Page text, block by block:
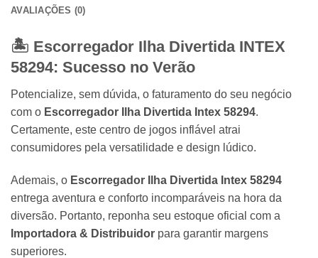
AVALIAÇÕES (0)
🏝️ Escorregador Ilha Divertida INTEX
58294: Sucesso no Verão
Potencialize, sem dúvida, o faturamento do seu negócio
com o Escorregador Ilha Divertida Intex 58294.
Certamente, este centro de jogos inflável atrai
consumidores pela versatilidade e design lúdico.
Ademais, o Escorregador Ilha Divertida Intex 58294
entrega aventura e conforto incomparáveis na hora da
diversão. Portanto, reponha seu estoque oficial com a
Importadora & Distribuidor para garantir margens
superiores.